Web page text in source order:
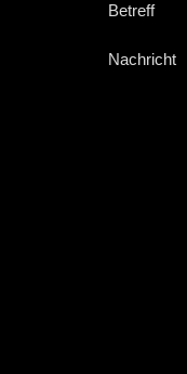
Betreff
Nachricht